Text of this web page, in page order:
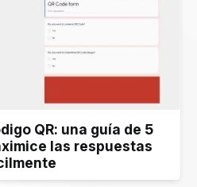
QR: una guía de 5
las respuestas